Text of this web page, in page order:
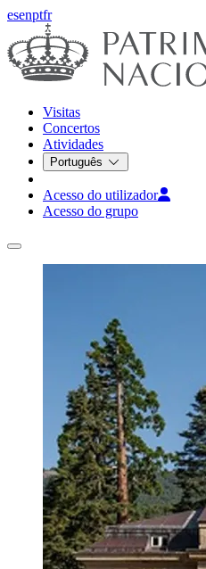
esenptfr
Visitas
Concertos
Atividades
Português
Acesso do utilizador
Acesso do grupo